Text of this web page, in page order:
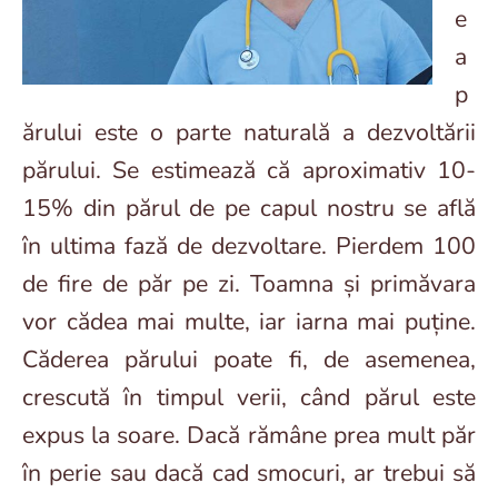
e
a
p
ărului este o parte naturală a dezvoltării
părului. Se estimează că aproximativ 10-
15% din părul de pe capul nostru se află
în ultima fază de dezvoltare. Pierdem 100
de fire de păr pe zi. Toamna și primăvara
vor cădea mai multe, iar iarna mai puține.
Căderea părului poate fi, de asemenea,
crescută în timpul verii, când părul este
expus la soare. Dacă rămâne prea mult păr
în perie sau dacă cad smocuri, ar trebui să